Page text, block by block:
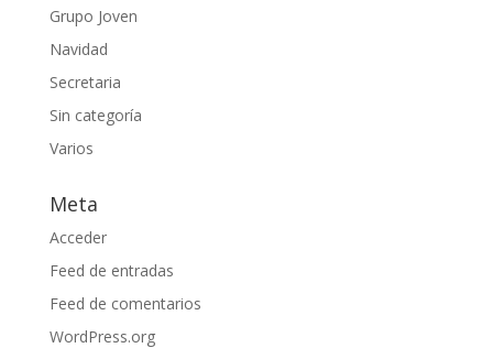
Grupo Joven
Navidad
Secretaria
Sin categoría
Varios
Meta
Acceder
Feed de entradas
Feed de comentarios
WordPress.org